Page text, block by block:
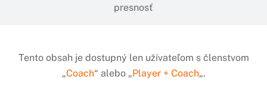
presnosť
Tento obsah je dostupný len užívateľom s členstvom
„Coach“ alebo „Player + Coach„.